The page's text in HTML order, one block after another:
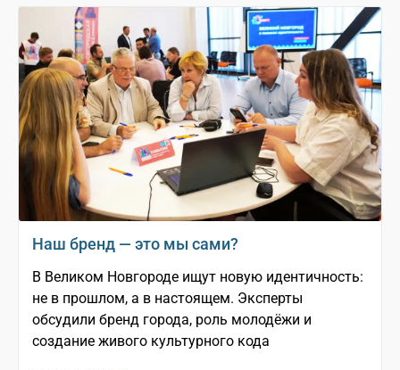
Наш бренд — это мы сами?
В Великом Новгороде ищут новую идентичность:
не в прошлом, а в настоящем. Эксперты
обсудили бренд города, роль молодёжи и
создание живого культурного кода